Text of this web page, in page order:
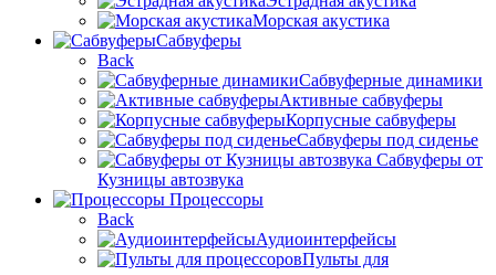
Морская акустика
Сабвуферы
Back
Сабвуферные динамики
Активные сабвуферы
Корпусные сабвуферы
Сабвуферы под сиденье
Сабвуферы от
Кузницы автозвука
Процессоры
Back
Аудиоинтерфейсы
Пульты для